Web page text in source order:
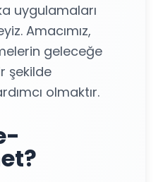
uygulamaları
Amacımız,
geleceğe
şekilde
olmaktır.